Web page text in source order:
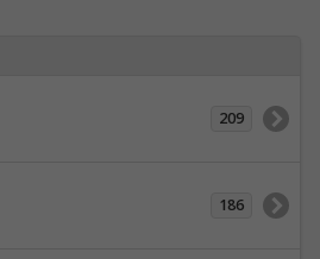
209
186